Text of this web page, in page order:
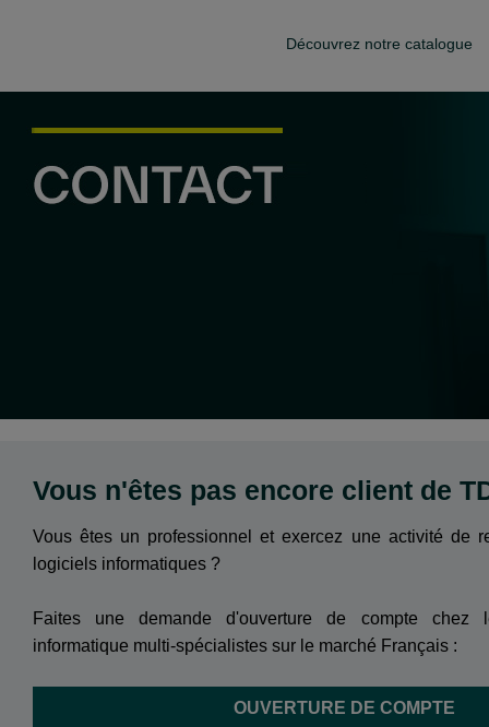
Découvrez notre catalogue
Vous n'êtes pas encore client de
Vous êtes un professionnel et exercez une activité de
logiciels informatiques ?
Faites une demande d'ouverture de compte chez
informatique multi-spécialistes sur le marché Français :
OUVERTURE DE COMPTE